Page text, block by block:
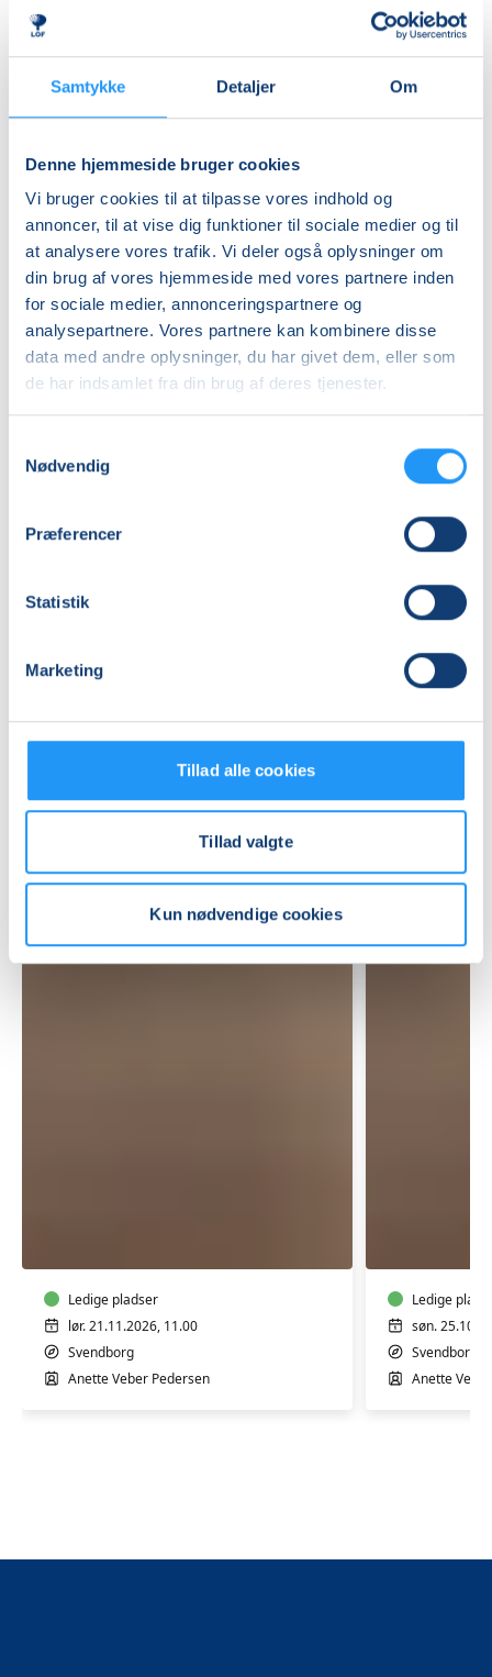
Samtykke Detaljer Om
Denne hjemmeside bruger cookies
Vi bruger cookies til at tilpasse vores indhold og
annoncer, til at vise dig funktioner til sociale medier og til
at analysere vores trafik. Vi deler også oplysninger om
din brug af vores hjemmeside med vores partnere inden
for sociale medier, annonceringspartnere og
analysepartnere. Vores partnere kan kombinere disse
data med andre oplysninger, du har givet dem, eller som
de har indsamlet fra din brug af deres tjenester.
Nødvendig
Præferencer
Statistik
Marketing
Tillad alle cookies
Tillad valgte
Kun nødvendige cookies
En voksen + 1 barn
DKK 1.075,00
Info
Nummer
26243225
Første mødegang
tirsdag 22.09.2026, kl. 18.30 - 20.30
Sidste mødegang
tirsdag 27.10.2026, kl. 18.30 - 20.30
Antal mødegange
Tåsinge Teater og Værksteder, Lundbyvej 6, 5700,
Svendborg(Værkstedet)
Mødegange
Relaterede hold
-
Weekend
Ledige pladser
lør. 21.11.2026, 11.00
Svendborg
Anette Veber Pedersen
-
Weekend
Ledige
søn.
Svendborg
Anette